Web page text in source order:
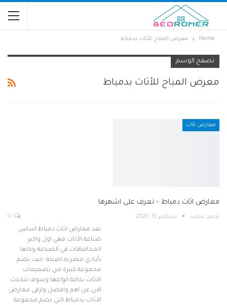
Home معرض المياح للأثاث بدمياط
تصفح الوسم
معرض المياح للأثاث بدمياط
معارض اثاث
معارض اثاث دمياط – تعرف على اشهرها
نرمين فيليب سبتمبر 15, 2020
تعد معارض اثاث دمياط اساس
صناعة الأثاث فهي اول واكبر
المحافظات في الصناعة وكلها
بأيادي مصريه اصيله. حيث تضم
مجموعة كبيرة من تصميمات
الاثاث بكافة انواعها وسوف نتحدث
الان عن اهم وافضل وارقى معارض
الاثاث بدمياط التي تضم مجموعة